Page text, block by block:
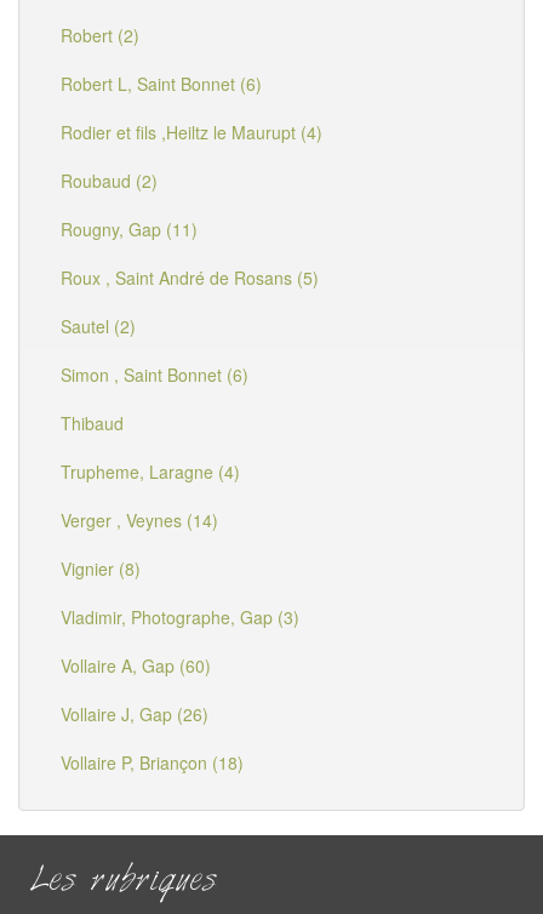
Robert (2)
Robert L, Saint Bonnet (6)
Rodier et fils ,Heiltz le Maurupt (4)
Roubaud (2)
Rougny, Gap (11)
Roux , Saint André de Rosans (5)
Sautel (2)
Simon , Saint Bonnet (6)
Thibaud
Trupheme, Laragne (4)
Verger , Veynes (14)
Vignier (8)
Vladimir, Photographe, Gap (3)
Vollaire A, Gap (60)
Vollaire J, Gap (26)
Vollaire P, Briançon (18)
Les rubriques